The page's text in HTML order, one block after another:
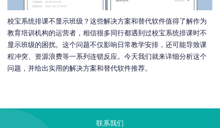
校宝系统排课不显示班级？这些解决方案和替代软件值得了解作为
教育培训机构的运营者，相信很多同行都遇到过校宝系统排课时不
显示班级的困扰。这个问题不仅影响日常教学安排，还可能导致课
程冲突、资源浪费等一系列连锁反应。今天我们就来详细分析这个
问题，并给出实用的解决方案和替代软件推荐。
联系我们